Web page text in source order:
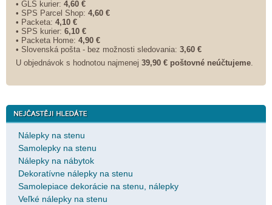
• GLS kurier: 4,60 €
• SPS Parcel Shop: 4,60 €
• Packeta: 4,10 €
• SPS kurier: 6,10 €
• Packeta Home: 4,90 €
• Slovenská pošta - bez možnosti sledovania: 3,60 €
U objednávok s hodnotou najmenej 39,90 € poštovné neúčtujeme
Nálepky na stenu
Samolepky na stenu
Nálepky na nábytok
Dekoratívne nálepky na stenu
Samolepiace dekorácie na stenu, nálepky
Veľké nálepky na stenu